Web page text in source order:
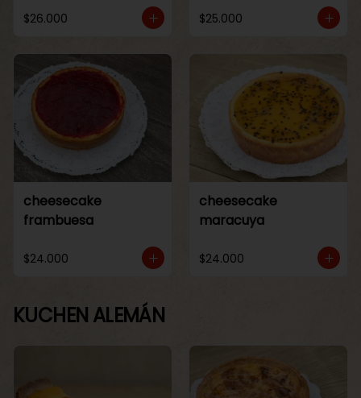
$26.000 $25.000
cheesecake
frambuesa
$24.000
cheesecake
maracuya
$24.000
KUCHEN ALEMÁN